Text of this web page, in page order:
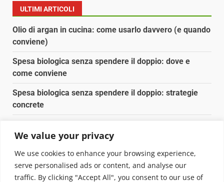
We value your privacy
We use cookies to enhance your browsing experience,
serve personalised ads or content, and analyse our
traffic. By clicking "Accept All", you consent to our use of
ULTIMI ARTICOLI
Olio di argan in cucina: come usarlo davvero (e quando
conviene)
Spesa biologica senza spendere il doppio: dove e
come conviene
Spesa biologica senza spendere il doppio: strategie
concrete
Pulizia naturale della casa: 3 ingredienti che
sostituiscono 10 prodotti chimici